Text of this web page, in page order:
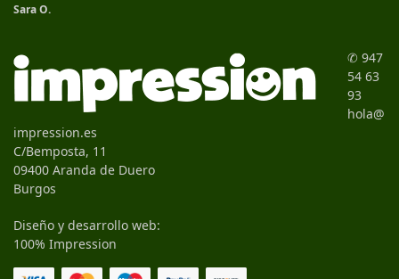
Sara O.
✆ 947
54 63
93
hola@
impression.es
C/Bemposta, 11
09400 Aranda de Duero
Burgos
Diseño y desarrollo web:
100% Impression